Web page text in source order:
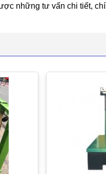
những tư vấn chi tiết,